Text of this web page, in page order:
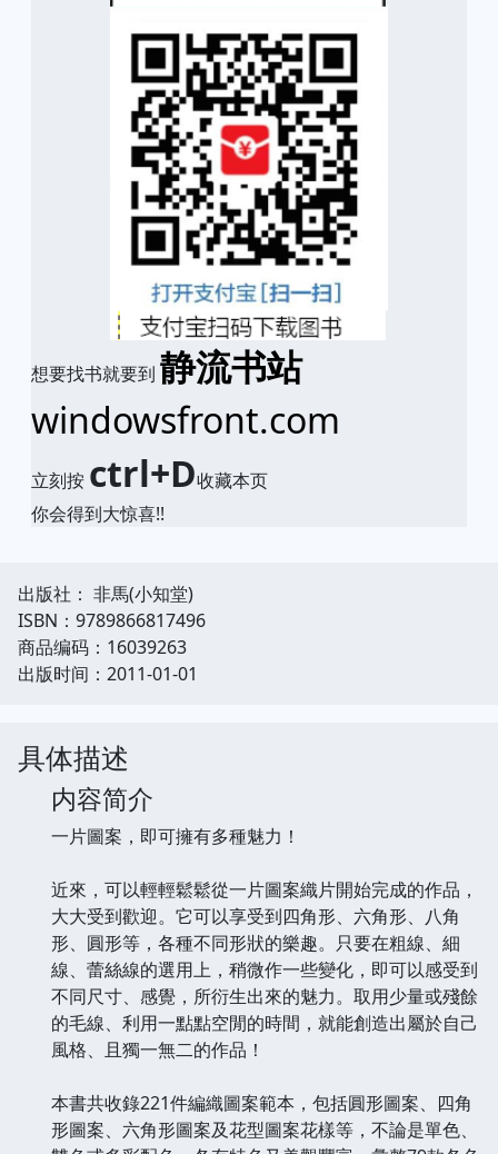
想要找书就要到 静流书站
windowsfront.com
立刻按 ctrl+D收藏本页
你会得到大惊喜!!
出版社： 非馬(小知堂)
ISBN：9789866817496
商品编码：16039263
出版时间：2011-01-01
具体描述
内容简介
一片圖案，即可擁有多種魅力！
近來，可以輕輕鬆鬆從一片圖案織片開始完成的作品，
大大受到歡迎。它可以享受到四角形、六角形、八角
形、圓形等，各種不同形狀的樂趣。只要在粗線、細
線、蕾絲線的選用上，稍微作一些變化，即可以感受到
不同尺寸、感覺，所衍生出來的魅力。取用少量或殘餘
的毛線、利用一點點空閒的時間，就能創造出屬於自己
風格、且獨一無二的作品！
本書共收錄221件編織圖案範本，包括圓形圖案、四角
形圖案、六角形圖案及花型圖案花樣等，不論是單色、